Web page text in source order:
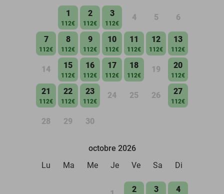
1
112€
2
112€
3
112€
4 5 6
7
112€
8
112€
9
112€
10
112€
11
112€
12
112€
13
112€
14 15
112€
16
112€
17
112€
18
112€
19 20
112€
21
112€
22
112€
23
112€
24 25 26 27
112€
28 29 30
octobre 2026
Lu
Ma Me Je Ve Sa Di
2 3 4